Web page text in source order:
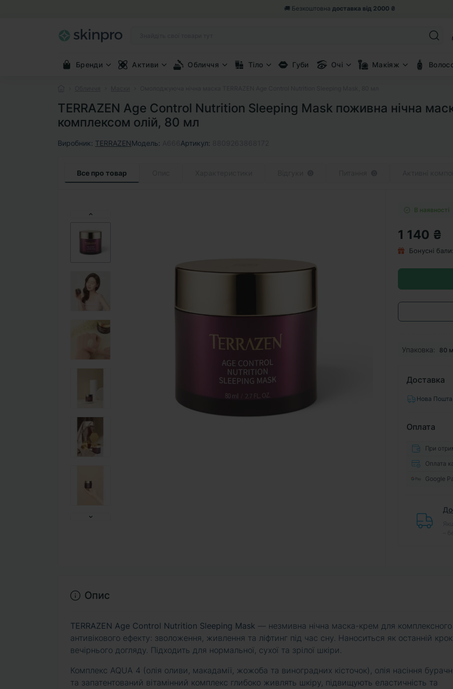
🎁 Вертаємо 5% від замовленнябонусними балами
Бренди Активи Обличчя Тіло Губи Очі Макіяж
TERRAZEN Age Control Nutrition Sleeping Mask поживна нічна
комплексом олій, 80 мл
Виробник: TERRAZENМодель: Артикул:
Все про товар
В наявності
1 140 ₴
Бонусні бали:
Упаковка: 80
Доставка
Нова Пошта
Оплата
При
Оплата
Google
Опис
TERRAZEN Age Control Nutrition Sleeping Mask — незмивна нічна маска-крем для комплексного
антивікового ефекту: зволоження, живлення та ліфтинг під час сну. Наноситься як останній крок
вечірнього догляду. Підходить для нормальної, сухої та зрілої шкіри.
Комплекс AQUA 4 (олія оливи, макадамії, жожоба та виноградних кісточок), олія насіння
та запатентований вітамінний комплекс глибоко живлять шкіру, підвищують еластичність та